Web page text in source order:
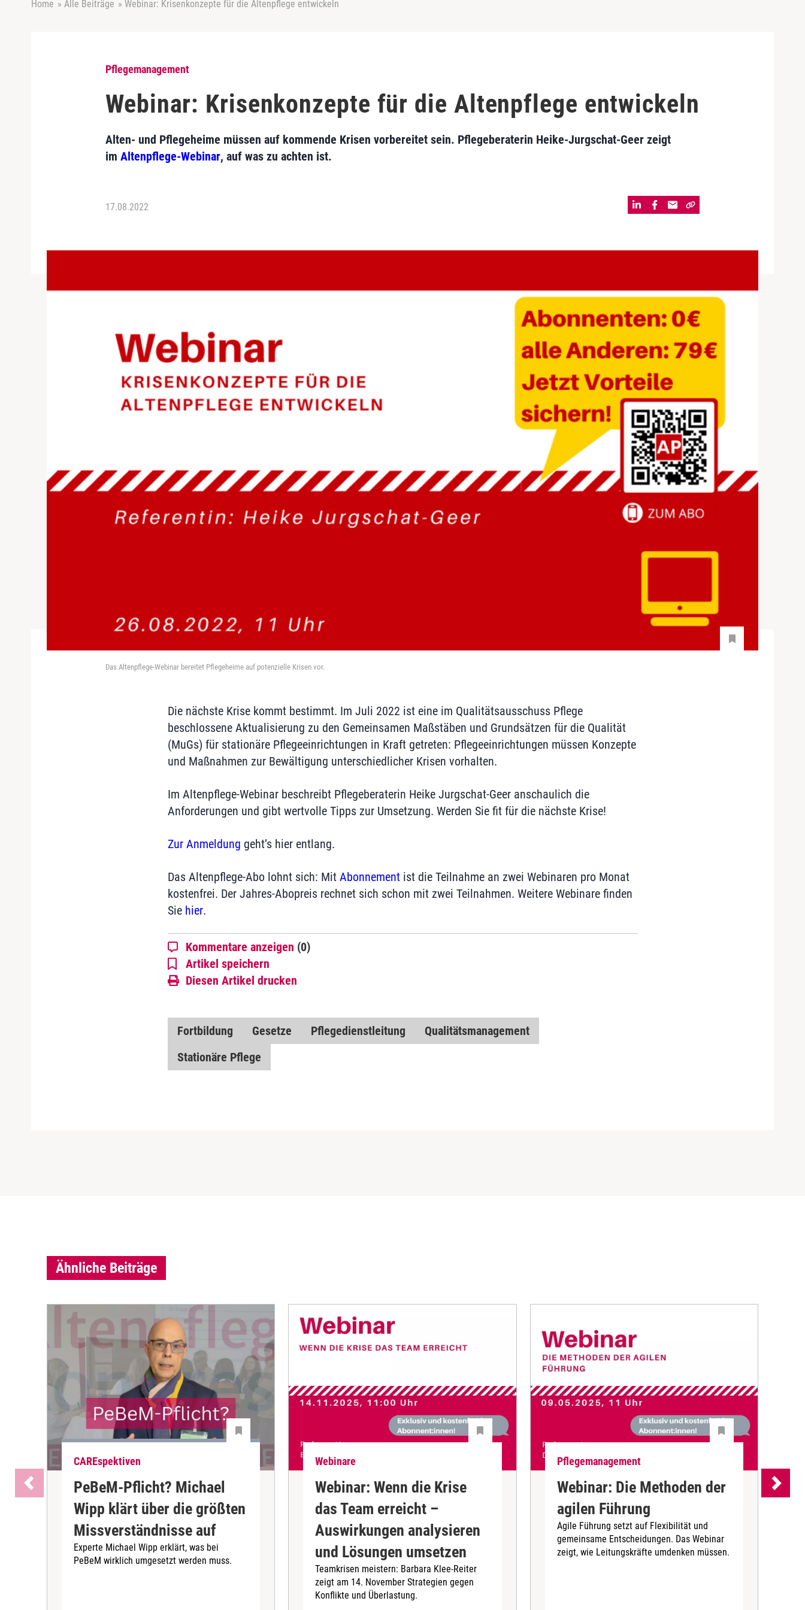
Home » Alle Beiträge » Webinar: Krisenkonzepte für die Altenpflege entwickeln
Pflegemanagement
Webinar: Krisenkonzepte für die Altenpflege entwickeln
Alten- und Pflegeheime müssen auf kommende Krisen vorbereitet sein. Pflegeberaterin Heike-Jurgschat-Geer zeigt
im Altenpflege-Webinar, auf was zu achten ist.
17.08.2022
Das Altenpflege-Webinar bereitet Pflegeheime auf potenzielle Krisen vor.
Die nächste Krise kommt bestimmt. Im Juli 2022 ist eine im Qualitätsausschuss Pflege
beschlossene Aktualisierung zu den Gemeinsamen Maßstäben und Grundsätzen für die Qualität
(MuGs) für stationäre Pflegeeinrichtungen in Kraft getreten: Pflegeeinrichtungen müssen Konzepte
und Maßnahmen zur Bewältigung unterschiedlicher Krisen vorhalten.
Im Altenpflege-Webinar beschreibt Pflegeberaterin Heike Jurgschat-Geer anschaulich die
Anforderungen und gibt wertvolle Tipps zur Umsetzung. Werden Sie fit für die nächste Krise!
Zur Anmeldung geht’s hier entlang.
Das Altenpflege-Abo lohnt sich: Mit Abonnementist die Teilnahme an zwei Webinaren pro Monat
kostenfrei. Der Jahres-Abopreis rechnet sich schon mit zwei Teilnahmen. Weitere Webinare finden
Sie hier.
Kommentare anzeigen (0)
Artikel speichern
Diesen Artikel drucken
Fortbildung Gesetze Pflegedienstleitung
Qualitätsmanagement
Stationäre Pflege
Ähnliche Beiträge
CAREspektiven
PeBeM-Pflicht? Michael
Wipp klärt über die größten
Missverständnisse auf
Experte Michael Wipp erklärt, was bei
PeBeM wirklich umgesetzt werden muss.
Webinare
Webinar: Wenn die Krise
das Team erreicht –
Auswirkungen analysieren
und Lösungen umsetzen
Teamkrisen meistern: Barbara Klee-Reiter
zeigt am 14. November Strategien gegen
Konflikte und Überlastung.
Pflegemanagement
Webinar: Die Methoden der
agilen Führung
Agile Führung setzt auf Flexibilität und
gemeinsame Entscheidungen. Das Webinar
zeigt, wie Leitungskräfte umdenken müssen.